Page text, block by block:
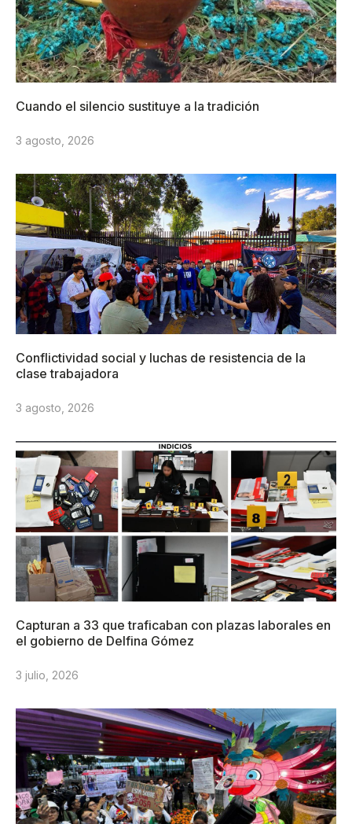
Cuando el silencio sustituye a la tradición
3 agosto, 2026
Conflictividad social y luchas de resistencia de la
clase trabajadora
3 agosto, 2026
Capturan a 33 que traficaban con plazas laborales en
el gobierno de Delfina Gómez
3 julio, 2026